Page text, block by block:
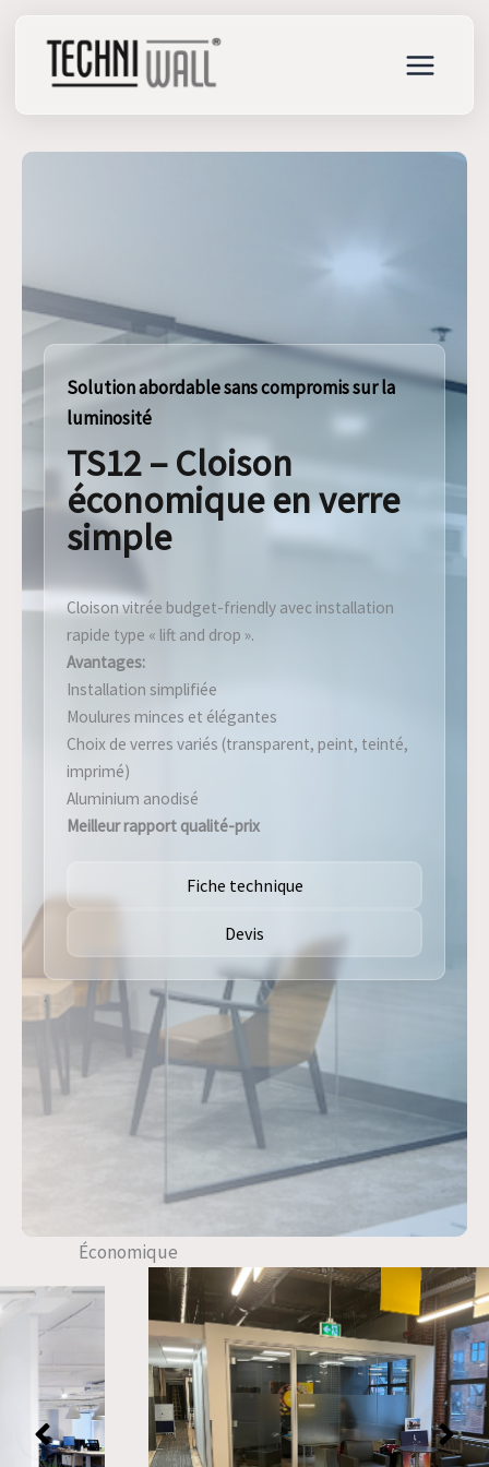
contenu
Solution abordable sans compromis sur la
luminosité
TS12 – Cloison
économique en verre
simple
Cloison vitrée budget-friendly avec installation
rapide type « lift and drop ».
Avantages:
Installation simplifiée
Moulures minces et élégantes
Choix de verres variés (transparent, peint, teinté,
imprimé)
Aluminium anodisé
Meilleur rapport qualité-prix
Fiche technique
Devis
.
Économique
TS12 porte battante avec cadre